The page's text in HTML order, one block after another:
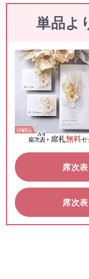
単品よ
席次
席次